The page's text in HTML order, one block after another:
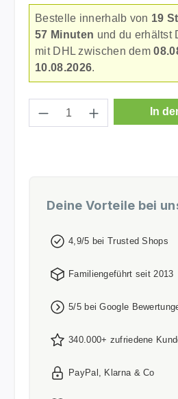
Bestelle innerhalb von 19
57 Minuten und du erhältst
mit DHL zwischen dem
10.08.2026.
Produkt Anzahl: Gib
In
Deine Vorteile bei
4,9/5 bei Trusted Shops
Familiengeführt seit 2013
5/5 bei Google
340.000+ zufriedene
PayPal, Klarna & Co